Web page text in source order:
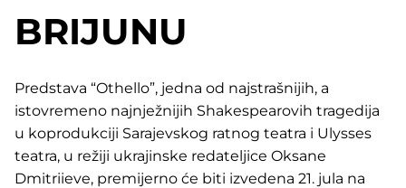
BRIJUNU
Predstava “Othello”, jedna od najstrašnijih, a
istovremeno najnježnijih Shakespearovih tragedija
u koprodukciji Sarajevskog ratnog teatra i Ulysses
teatra, u režiji ukrajinske redateljice Oksane
Dmitriieve, premijerno će biti izvedena 21. jula na